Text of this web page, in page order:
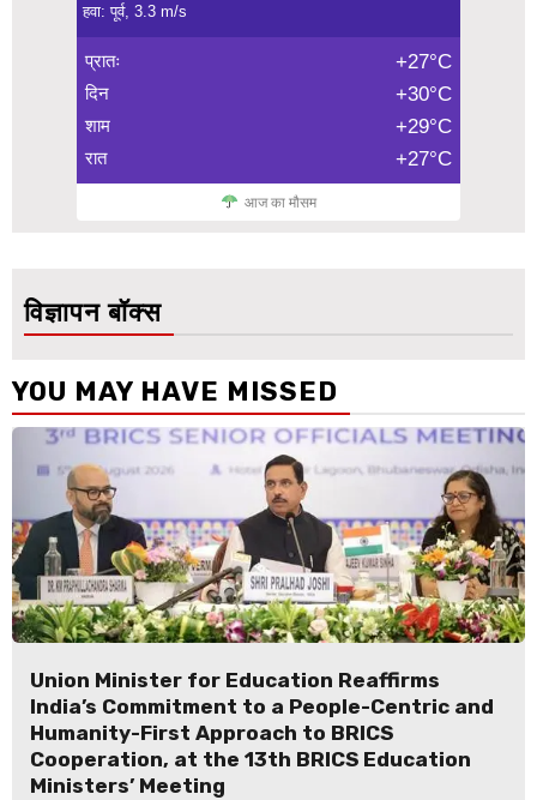
हवा: पूर्व, 3.3 m/s
प्रातः +27°C
दिन +30°C
शाम +29°C
रात +27°C
आज का मौसम
विज्ञापन बॉक्स
YOU MAY HAVE MISSED
Union Minister for Education Reaffirms
India’s Commitment to a People-Centric and
Humanity-First Approach to BRICS
Cooperation, at the 13th BRICS Education
Ministers’ Meeting